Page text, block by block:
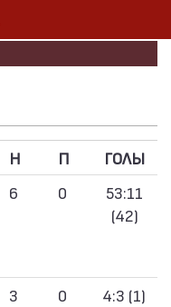
Н П
ГОЛЫ
6 0
53:11
(42)
3 0 4:3 (1)